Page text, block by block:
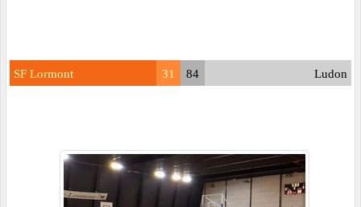
SF Lormont 31 84 Ludon